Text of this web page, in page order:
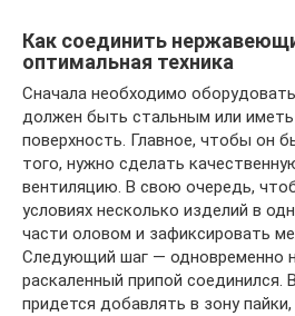
Как соединить
оптимальная техника
Сначала необходимо
должен быть стальным или
поверхность. Главное, чтобы он
того, нужно сделать
вентиляцию. В свою очередь,
условиях несколько изделий в
части оловом и зафиксировать
Следующий шаг — одновременно
раскаленный припой соединился.
придется добавлять в зону